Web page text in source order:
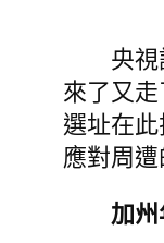
央
來了又
選址在
應對周
加